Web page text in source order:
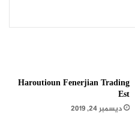
Haroutioun Fenerjian Trading
Est
ديسمبر 24, 2019